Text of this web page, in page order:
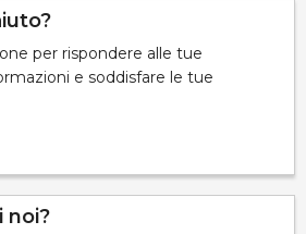
per rispondere alle tue
e soddisfare le tue
noi?